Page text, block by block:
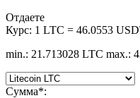
Отдаете
Курс: 1 LTC = 46.0553
min.: 21.713028 LTC max.:
Сумма*: